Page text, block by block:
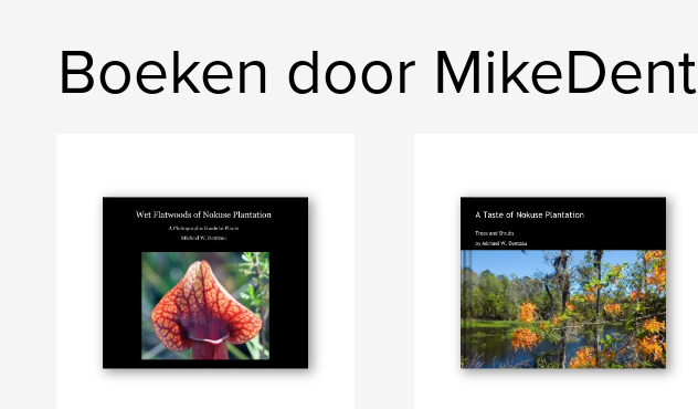
Boeken door MikeDent